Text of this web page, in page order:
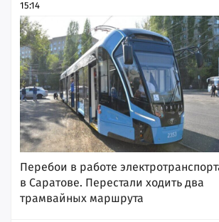
15:14
Перебои в работе
в Саратове. Перестали ходить два
трамвайных маршрута